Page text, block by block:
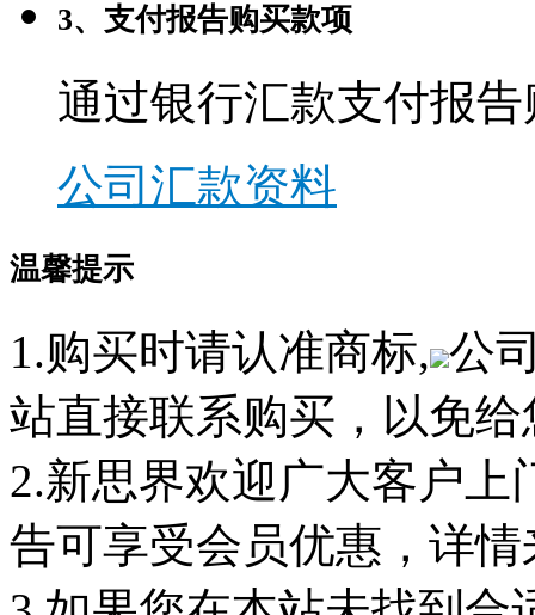
3、支付报告购买款项
通过银行汇款支付报
公司汇款资料
温馨提示
1.购买时请认准商标, 公
站直接联系购买，以免
2.新思界欢迎广大客户
告可享受会员优惠，详